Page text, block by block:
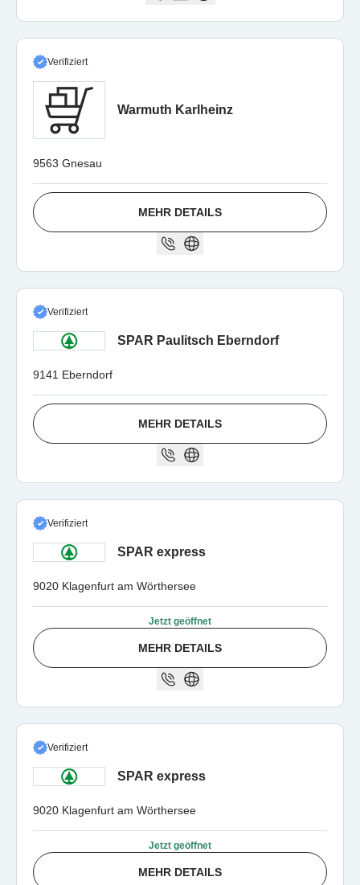
Verifiziert
Warmuth Karlheinz
9563 Gnesau
MEHR DETAILS
Verifiziert
SPAR Paulitsch Eberndorf
9141 Eberndorf
MEHR DETAILS
Verifiziert
SPAR express
9020 Klagenfurt am Wörthersee
Jetzt geöffnet
MEHR DETAILS
Verifiziert
SPAR express
9020 Klagenfurt am Wörthersee
Jetzt geöffnet
MEHR DETAILS